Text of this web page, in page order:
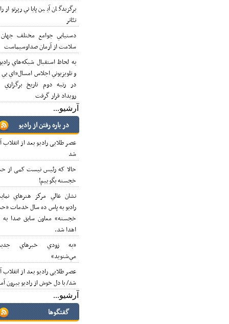
برگزيدگان آيين پاياني رپرتوار راديو
دستيابي جوامع مختلف جهان به
سلامت از آرمان صداوسيماست
به لحاظ استقبال شبكه‌هاي راديويي
و تلويزيوني اجلاس امسال«اي بي يو»
در رتبه دوم تاريخ برگزاري اين
رويداد قرار گرفت
آرشيو...
در باره رفتن از رادیو
عصر طلایی رادیو بعد از انقلاب آغاز
حالا که رئیس نیست کمی از حسن
خجسته بگوییم!
نشان عالي مركز هنرهاي نمايشي
راديو به پاس ده سال خدمات «حسن
خجسته» معاون سابق صدا به وي
اهدا شد.
«به زودي خبرهاي جديدي
مي‌شنويد»
عصر طلایی رادیو بعد از انقلاب آغاز
شد/ با دل خوش از رادیو بیرون آمدم
آرشيو...
گفتگوها